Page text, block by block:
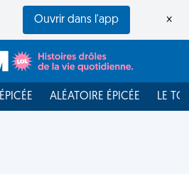
Ouvrir dans l'app ×
ÉPICÉE ALÉATOIRE ÉPICÉE LE